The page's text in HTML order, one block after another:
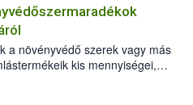
a növényvédő szerek vagy más
kis mennyiségei,
felületén a betakarítást,
is megmaradhatnak. Az